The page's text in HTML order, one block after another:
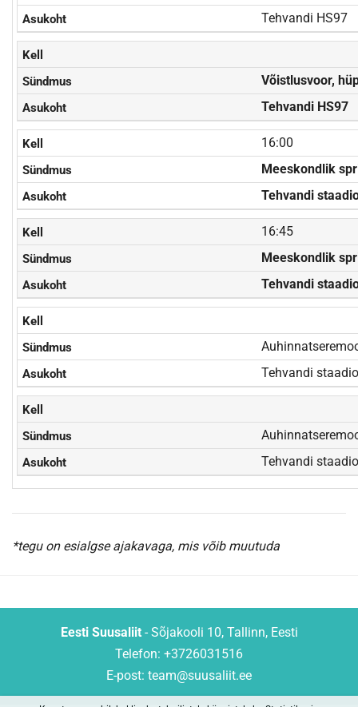
Tehvandi HS97
Võistlusvoor,
Tehvandi HS97
16:00
Meeskondlik
Tehvandi
16:45
Meeskondlik
Tehvandi
Tehvandi
Tehvandi
*tegu on esialgse ajakavaga, mis võib muutuda
Eesti Suusaliit- Sõjakooli 10, Tallinn, Eesti
Telefon: +3726031516
E-post: team@suusaliit.ee